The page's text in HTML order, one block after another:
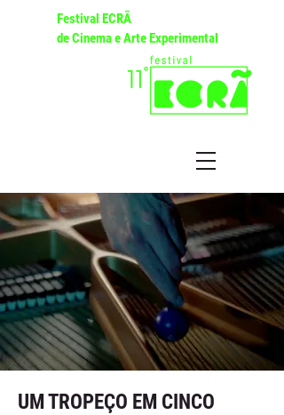
Festival ECRÃ
de Cinema e Arte Experimental
UM TROPEÇO EM CINCO